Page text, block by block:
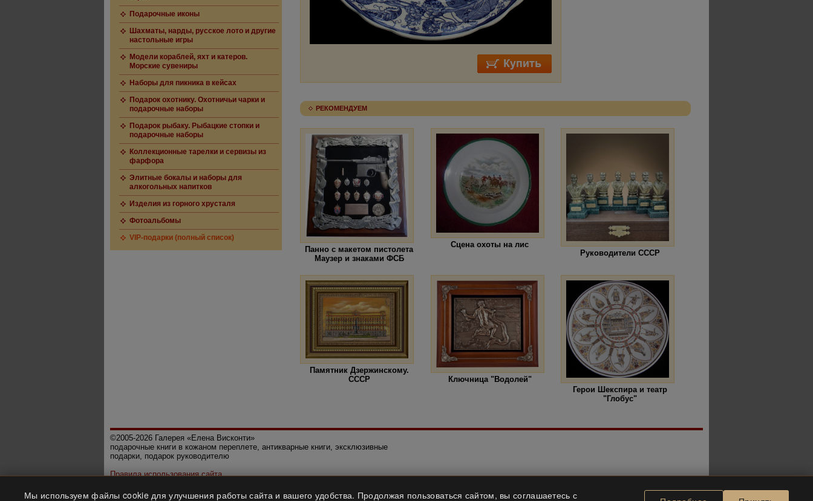
Подарочные иконы
Шахматы, нарды, русское лото и другие
настольные игры
Модели кораблей, яхт и катеров.
Морские сувениры
Наборы для пикника в кейсах
Подарок охотнику. Охотничьи чарки и
подарочные наборы
Подарок рыбаку. Рыбацкие стопки и
подарочные наборы
Коллекционные тарелки и сервизы из
фарфора
Элитные бокалы и наборы для
алкогольных напитков
Изделия из горного хрусталя
Фотоальбомы
VIP-подарки (полный список)
РЕКОМЕНДУЕМ
Панно с макетом пистолета
Маузер и знаками ФСБ
Сцена охоты на лис
Руководители СССР
Памятник Дзержинскому.
СССР
Ключница "Водолей"
Герои Шекспира и театр
"Глобус"
©2005-2026 Галерея «Елена Висконти»
подарочные книги в кожаном переплете, антикварные книги, эксклюзивные
подарки, подарок руководителю
Правила использования сайта
Мы используем файлы cookie для улучшения работы сайта и вашего удобства. Продолжая пользоваться сайтом, вы соглашаетесь с